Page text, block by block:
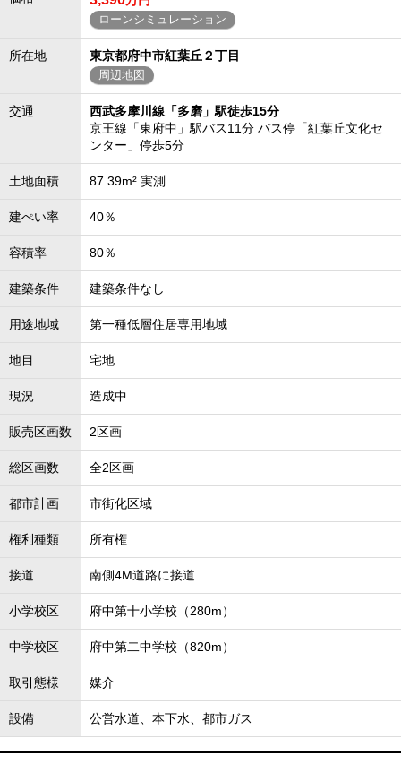
ローンシミュレーション
所在地 東京都府中市紅葉丘２丁目
周辺地図
交通
西武多摩川線「多磨」駅徒歩15分
京王線「東府中」駅バス11分 バス停「紅葉丘文化セ
ンター」停歩5分
土地面積 87.39m² 実測
建ぺい率 40％
容積率 80％
建築条件 建築条件なし
用途地域 第一種低層住居専用地域
地目 宅地
現況 造成中
販売区画数 2区画
総区画数 全2区画
都市計画 市街化区域
権利種類 所有権
接道 南側4M道路に接道
小学校区 府中第十小学校（280m）
中学校区 府中第二中学校（820m）
取引態様 媒介
設備 公営水道、本下水、都市ガス